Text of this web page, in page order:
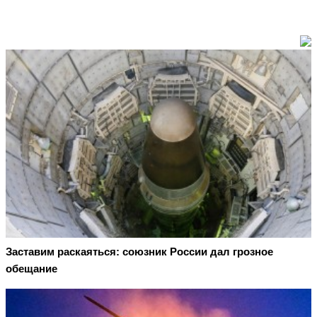
Заставим раскаяться: союзник России дал грозное
обещание